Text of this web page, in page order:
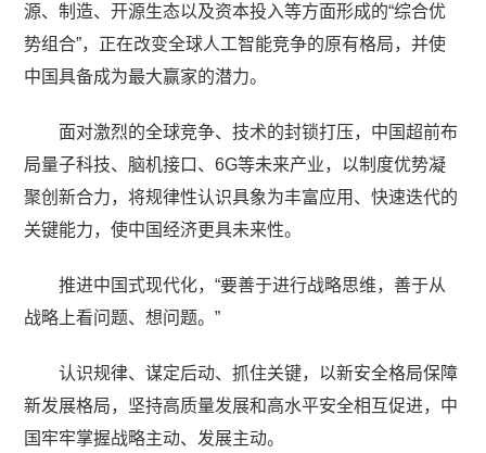
源、制造、开源生态以及资本投入等方面形成的“综合优
势组合”，正在改变全球人工智能竞争的原有格局，并使
中国具备成为最大赢家的潜力。
面对激烈的全球竞争、技术的封锁打压，中国超前布
局量子科技、脑机接口、6G等未来产业，以制度优势凝
聚创新合力，将规律性认识具象为丰富应用、快速迭代的
关键能力，使中国经济更具未来性。
推进中国式现代化，“要善于进行战略思维，善于从
战略上看问题、想问题。”
认识规律、谋定后动、抓住关键，以新安全格局保障
新发展格局，坚持高质量发展和高水平安全相互促进，中
国牢牢掌握战略主动、发展主动。